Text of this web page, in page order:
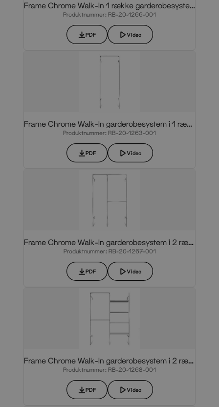
Frame Chrome Walk-In 1 række garderobesystem
Produktnummer: RB-20-1266-001
PDF Video
Frame Chrome Walk-In garderobesystem i 1 række
Produktnummer: RB-20-1263-001
PDF Video
Frame Chrome Walk-In garderobesystem i 2 rækker
Produktnummer: RB-20-1267-001
PDF Video
Frame Chrome Walk-In garderobesystem i 2 rækker
Produktnummer: RB-20-1268-001
PDF Video